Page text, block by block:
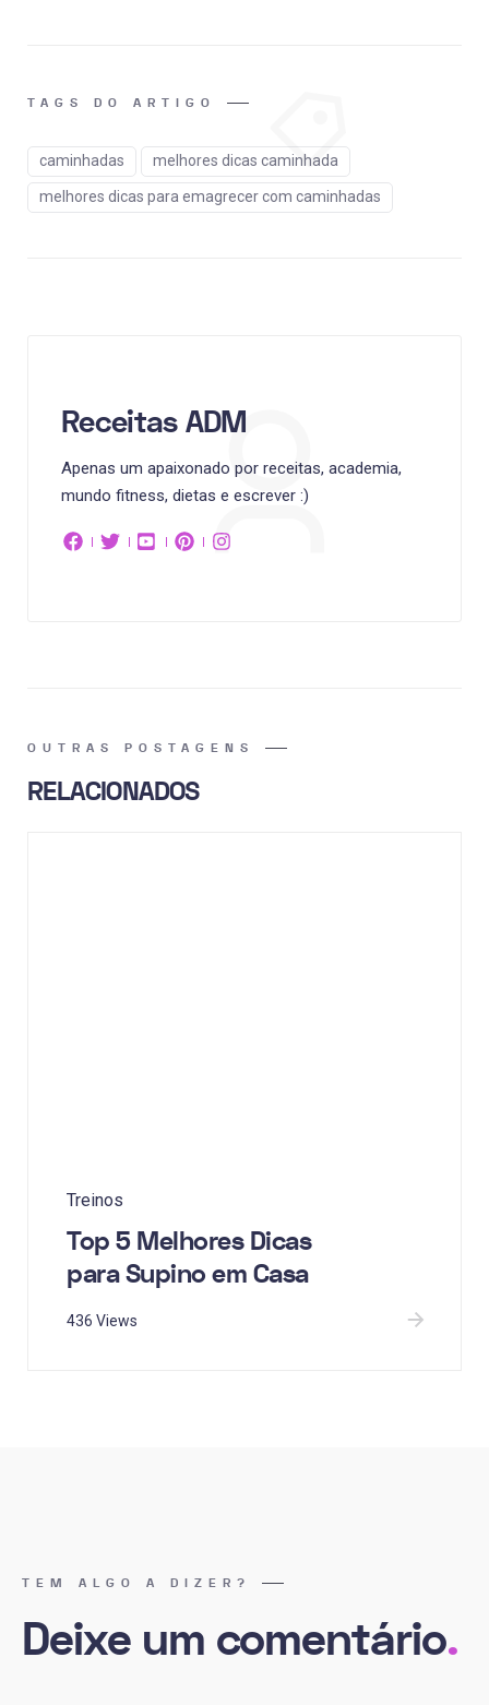
TAGS DO ARTIGO
caminhadas melhores dicas caminhada
melhores dicas para emagrecer com caminhadas
Receitas ADM
Apenas um apaixonado por receitas, academia,
mundo fitness, dietas e escrever :)
OUTRAS POSTAGENS
RELACIONADOS
Treinos
Top 5 Melhores Dicas
para Supino em Casa
436 Views
TEM ALGO A DIZER?
Deixe um comentário.